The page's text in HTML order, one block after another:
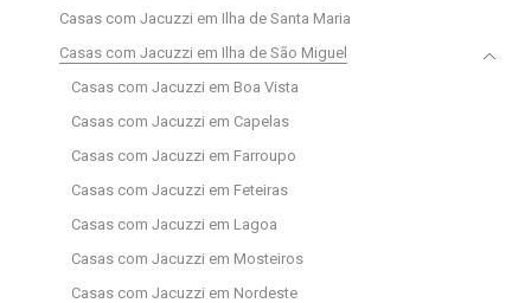
Casas com Jacuzzi em Ilha de Santa Maria
Casas com Jacuzzi em Ilha de São Miguel
Casas com Jacuzzi em Boa Vista
Casas com Jacuzzi em Capelas
Casas com Jacuzzi em Farroupo
Casas com Jacuzzi em Feteiras
Casas com Jacuzzi em Lagoa
Casas com Jacuzzi em Mosteiros
Casas com Jacuzzi em Nordeste